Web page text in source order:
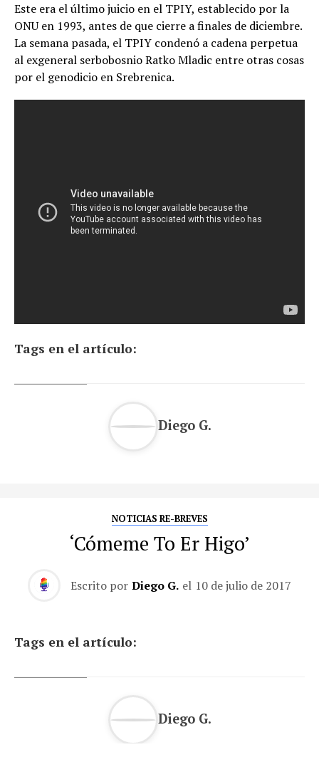
Este era el último juicio en el TPIY, establecido por la
ONU en 1993, antes de que cierre a finales de diciembre.
La semana pasada, el TPIY condenó a cadena perpetua
al exgeneral serbobosnio Ratko Mladic entre otras cosas
por el genodicio en Srebrenica.
Tags en el artículo:
Diego G.
NOTICIAS RE-BREVES
‘Cómeme To Er Higo’
Escrito por Diego G. el 10 de julio de 2017
Tags en el artículo:
Diego G.